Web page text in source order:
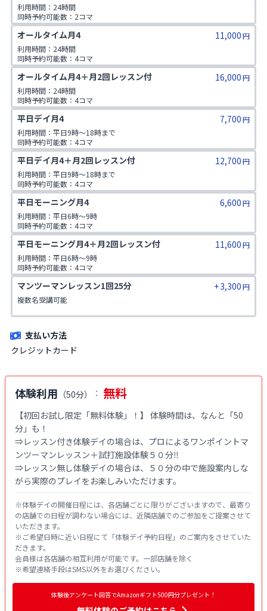
利用時間：24時間
同時予約可能数：2コマ
1日利用可能数：3コマ
非会員同伴：3名まで
オールタイム月4 11,000円
利用時間：24時間
同時予約可能数：4コマ
1日利用可能数：2コマ
非会員同伴：1名まで
オールタイム月4＋月2回レッスン付 16,000円
利用時間：24時間
同時予約可能数：4コマ
1日利用可能数：2コマ
非会員同伴：1名まで
平日デイ月4 7,700円
利用時間：平日9時〜18時まで
同時予約可能数：4コマ
1日の利用回数：2コマ
非会員同伴：1名まで
平日デイ月4＋月2回レッスン付 12,700円
利用時間：平日9時〜18時まで
同時予約可能数：4コマ
1日の利用回数：2コマ
非会員同伴：1名まで
平日モーニング月4 6,600円
利用時間：平日6時〜9時
同時予約可能数：4コマ
1日の利用回数：2コマ
非会員同伴：1名まで
平日モーニング月4＋月2回レッスン付 11,600円
利用時間：平日6時〜9時
同時予約可能数：4コマ
1日の利用回数：2コマ
非会員同伴：1名まで
マンツーマンレッスン1回25分 +3,300円
複数名受講可能
支払い方法
クレジットカード
体験利用 （50分） ： 無料
【初回お試し限定「無料体験」！】 体験時間は、なんと「50
分」も！
⇒レッスン付き体験デイの場合は、プロによるワンポイントマ
ンツーマンレッスン＋試打施設体験５０分‼
⇒レッスン無し体験デイの場合は、５０分の中で施設案内しな
がら実際のプレイをお楽しみいただけます。
※体験デイの開催日程には、各店舗ごとに限りがございますので、最寄り
の店舗での日程が調わない場合には、近隣店舗でのご参加をご提案させて
いただきます。
※ご希望日時に近い日程にて「体験デイ予約日程」のご案内をさせていた
だきます。
会員様は各店舗の相互利用が可能です。一部店舗を除く
※希望連絡手段はSMS以外をお選びください。
体験後アンケート回答でAmazonギフト500円分プレゼント！